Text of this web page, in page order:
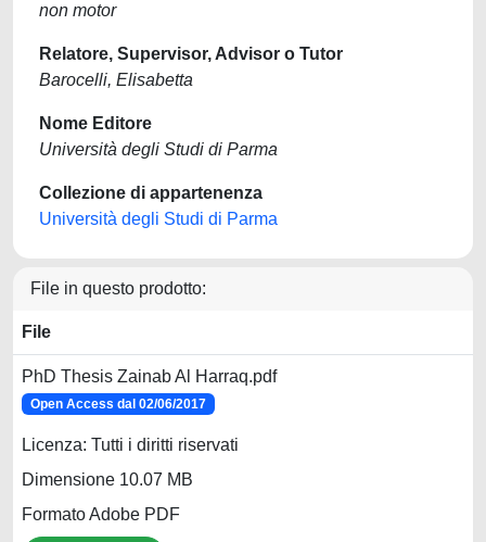
non motor
Relatore, Supervisor, Advisor o Tutor
Barocelli, Elisabetta
Nome Editore
Università degli Studi di Parma
Collezione di appartenenza
Università degli Studi di Parma
File in questo prodotto:
File
PhD Thesis Zainab Al Harraq.pdf
Open Access dal 02/06/2017
Licenza: Tutti i diritti riservati
Dimensione 10.07 MB
Formato Adobe PDF